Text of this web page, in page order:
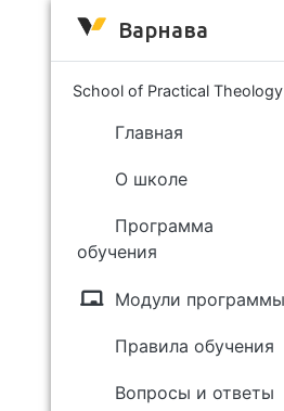
Варнава
School of Practical Theology
Главная
О школе
Программа
обучения
Модули программы
Правила обучения
Вопросы и ответы